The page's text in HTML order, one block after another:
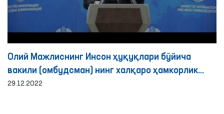
Олий Мажлиснинг Инсон ҳуқуқлари бўйича
вакили (омбудсман) нинг халқаро ҳамкорлик
йўналишидаги фаолияти ҳақида брифинг
29.12.2022